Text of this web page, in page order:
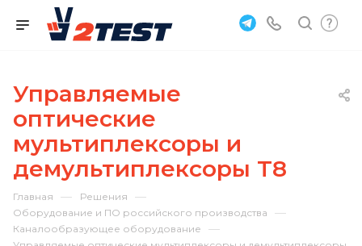
Управляемые
оптические
мультиплексоры и
демультиплексоры T8
Главная — Решения —
Оборудование и ПО российского производства —
Каналообразующее оборудование —